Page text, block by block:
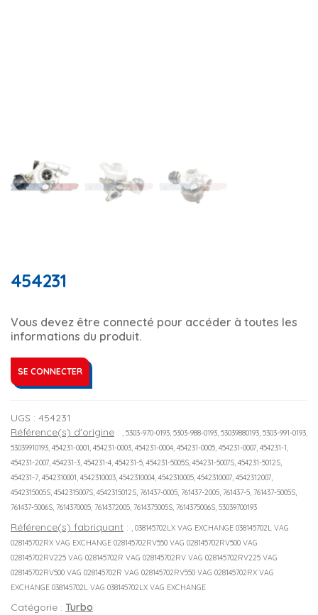
454231
Vous devez être connecté pour accéder à toutes les
informations du produit.
SE CONNECTER
UGS : 454231
Référence(s) d'origine : , 5303-970-0193, 5303-988-0193, 53039880193, 5303-991-0193,
53039910193, 454231-0001, 454231-0003, 454231-0004, 454231-0005, 454231-0007, 454231-1,
454231-2007, 454231-3, 454231-4, 454231-5, 454231-5005S, 454231-5007S, 454231-5012S,
454231-7, 4542310001, 4542310003, 4542310004, 4542310005, 4542310007, 4542312007,
4542315005S, 4542315007S, 4542315012S, 761437-0005, 761437-2005, 761437-5, 761437-5005S,
761437-5006S, 7614370005, 7614372005, 7614375005S, 7614375006S, 53039700193
Référence(s) fabriquant : , 038145702LX VAG EXCHANGE 038145702L VAG
028145702RX VAG EXCHANGE 028145702RV550 VAG 028145702RV500 VAG
028145702RV225 VAG 028145702R VAG 028145702RV VAG 028145702RV225 VAG
028145702RV500 VAG 028145702R VAG 028145702RV550 VAG 028145702RX VAG
EXCHANGE 038145702L VAG 038145702LX VAG EXCHANGE
Catégorie : Turbo